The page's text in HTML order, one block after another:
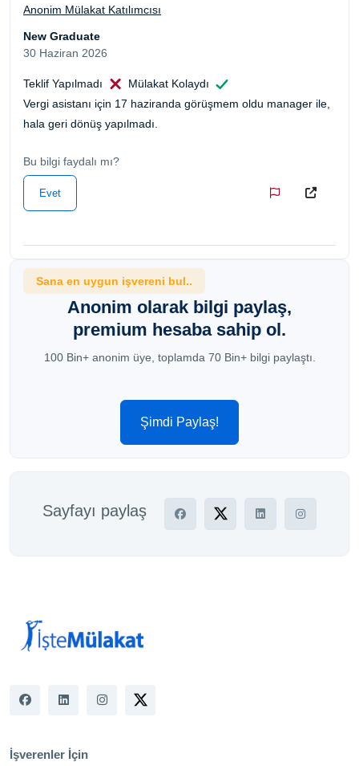
Anonim Mülakat Katılımcısı
New Graduate
30 Haziran 2026
Teklif Yapılmadı
Mülakat Kolaydı
Vergi asistanı için 17 haziranda görüşmem oldu manager ile,
hala geri dönüş yapılmadı.
Bu bilgi faydalı mı?
Evet
Sana en uygun işvereni bul..
Anonim olarak bilgi paylaş,
premium hesaba sahip ol.
100 Bin+ anonim üye, toplamda 70 Bin+ bilgi paylaştı.
Şimdi Paylaş!
Sayfayı paylaş
İşverenler İçin